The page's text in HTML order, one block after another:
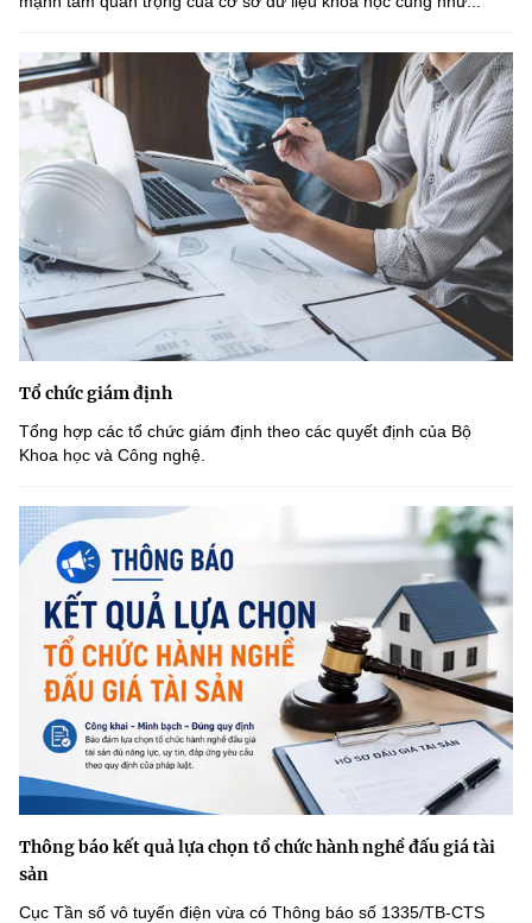
Tổ chức giám định
Tổng hợp các tổ chức giám định theo các quyết định của Bộ
Khoa học và Công nghệ.
Thông báo kết quả lựa chọn tổ chức hành nghề đấu giá tài
sản
Cục Tần số vô tuyến điện vừa có Thông báo số 1335/TB-CTS